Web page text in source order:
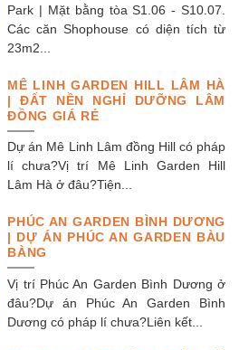
Park | Mặt bằng tòa S1.06 - S10.07.
Các căn Shophouse có diện tích từ
23m2...
MÊ LINH GARDEN HILL LÂM HÀ
| ĐẤT NỀN NGHỈ DƯỠNG LÂM
ĐỒNG GIÁ RẺ
Dự án Mê Linh Lâm đồng Hill có pháp
lí chưa?Vị trí Mê Linh Garden Hill
Lâm Hà ở đâu?Tiện...
PHÚC AN GARDEN BÌNH DƯƠNG
| DỰ ÁN PHÚC AN GARDEN BÀU
BÀNG
Vị trí Phúc An Garden Bình Dương ở
đâu?Dự án Phúc An Garden Bình
Dương có pháp lí chưa?Liên kết...